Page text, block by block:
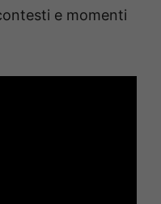
e momenti